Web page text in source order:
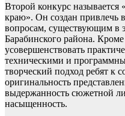
Второй конкурс
краю». Он создан привлечь
вопросам, существующим в
Барабинского района.
усовершенствовать
техническими и
творческий подход ребят к
оригинальность
выдержанность сюжетной
насыщенность.